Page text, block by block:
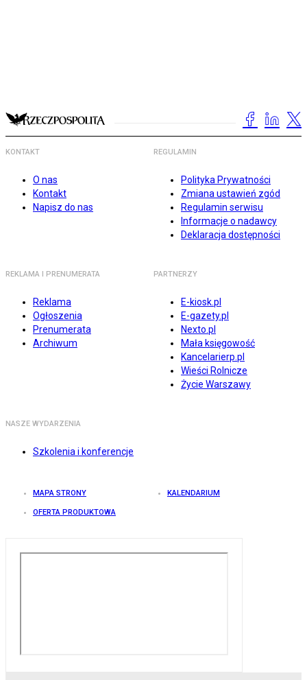
KONTAKT
O nas
Kontakt
Napisz do nas
REGULAMIN
Polityka Prywatności
Zmiana ustawień zgód
Regulamin serwisu
Informacje o nadawcy
Deklaracja dostępności
REKLAMA I PRENUMERATA
Reklama
Ogłoszenia
Prenumerata
Archiwum
PARTNERZY
E-kiosk.pl
E-gazety.pl
Nexto.pl
Mała księgowość
Kancelarierp.pl
Wieści Rolnicze
Życie Warszawy
NASZE WYDARZENIA
Szkolenia i konferencje
MAPA STRONY KALENDARIUM
OFERTA PRODUKTOWA